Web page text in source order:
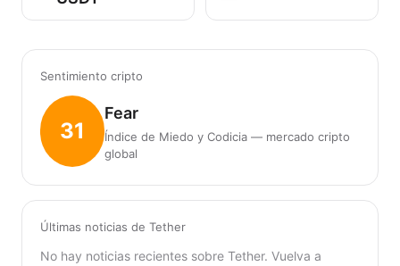
Sentimiento cripto
31
Fear
Índice de Miedo y Codicia — mercado cripto
global
Últimas noticias de Tether
No hay noticias recientes sobre Tether. Vuelva a